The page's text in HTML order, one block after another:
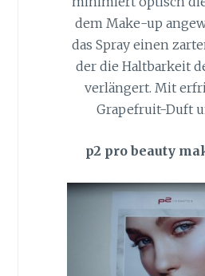
dem Make-up
das Spray einen
der die Haltbarkeit
verlängert. Mit
Grapefruit-Duft
p2 pro beauty